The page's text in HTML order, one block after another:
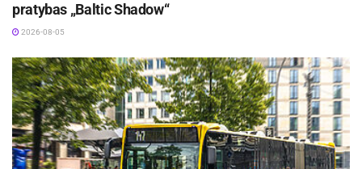
pratybas „Baltic Shadow“
2026-08-05